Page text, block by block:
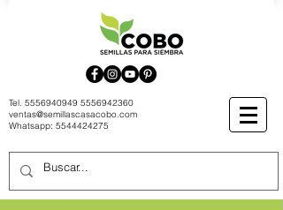
Tel. 5556940949 5556942360
ventas@semillascasacobo.com
Whatsapp: 5544424275